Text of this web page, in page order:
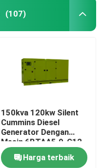
(107)
150kva 120kw Silent
Cummins Diesel
Generator Dengan
Mesin 6BTAA5.9-G12
Harga terbaik